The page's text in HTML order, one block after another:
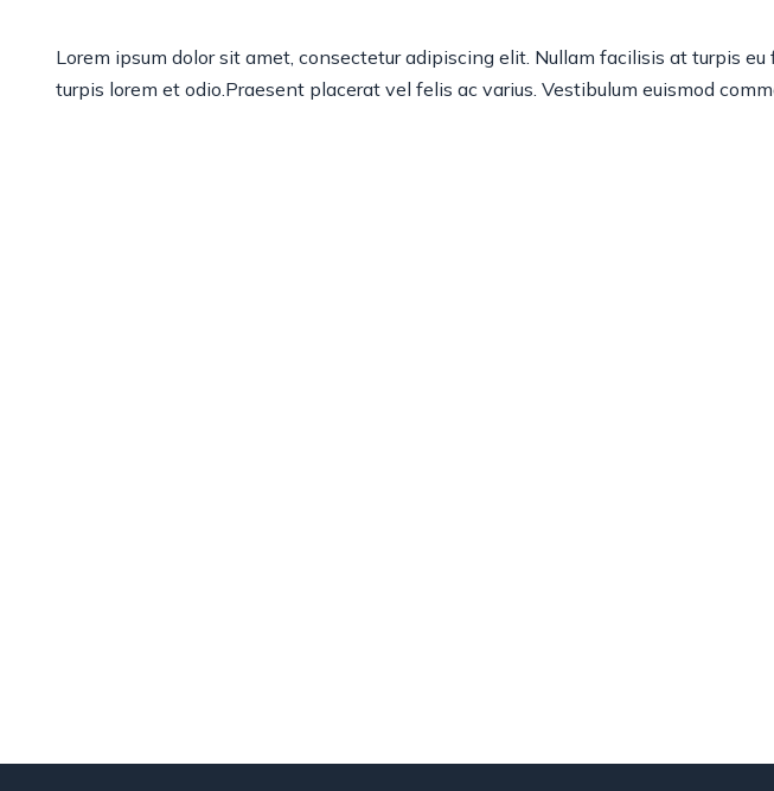
Lorem ipsum dolor sit amet, consectetur adipiscing elit. Nullam facilisis at turpis
turpis lorem et odio.Praesent placerat vel felis ac varius. Vestibulum euismod